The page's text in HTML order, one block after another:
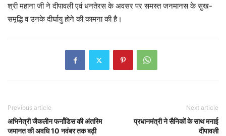
श्री महाना जी ने दीपावली एवं धनतेरस के अवसर पर समस्त जनमानस के सुख-
समृद्धि व उनके दीर्घायु होने की कामना की है।
Previous article
अभिनेत्री जैकलीन फर्नांडिस की अंतरिम
जमानत की अवधि 10 नवंबर तक बढ़ी
Next article
प्रधानमंत्री ने सैनिकों के साथ मनाई
दीपावली